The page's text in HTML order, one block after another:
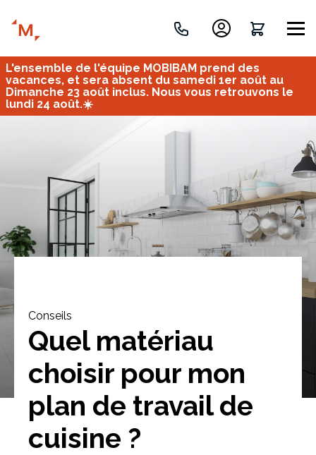
Bibliothèque Meuble tv Dressing
Créez votre projet de A à Z
L'ensemble de l'équipe MOBIBAM prend des
vacances, et sera absent du samedi 1er août au
Dimanche 23 août inclus. Nous vous retrouvons le
lundi 24 août.☀️
Conseils
Quel matériau
choisir pour mon
plan de travail de
cuisine ?